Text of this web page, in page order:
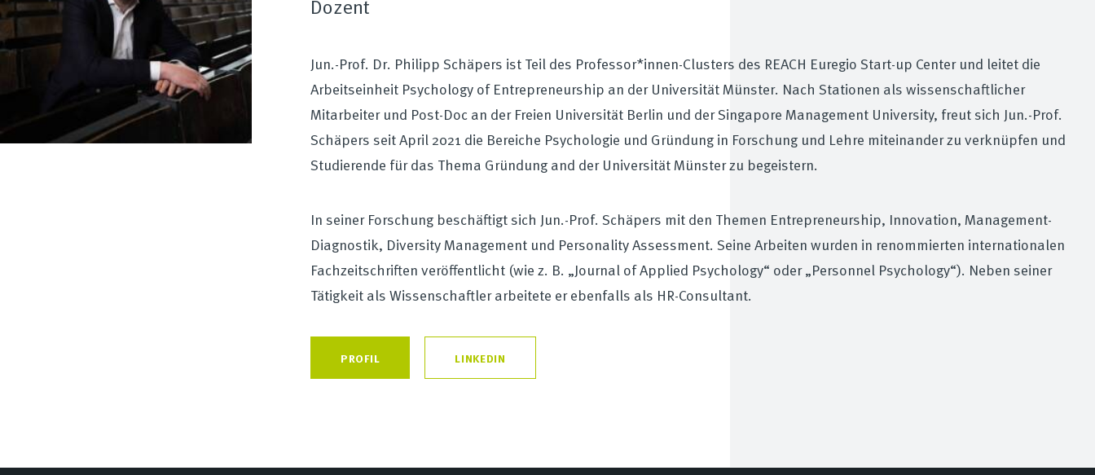
Dozent
Jun.-Prof. Dr. Philipp Schäpers ist Teil des Professor*innen-Clusters des REACH Euregio Start-up Center und leitet die
Arbeitseinheit Psychology of Entrepreneurship an der Universität Münster. Nach Stationen als wissenschaftlicher
Mitarbeiter und Post-Doc an der Freien Universität Berlin und der Singapore Management University, freut sich Jun.-Prof.
Schäpers seit April 2021 die Bereiche Psychologie und Gründung in Forschung und Lehre miteinander zu verknüpfen und
Studierende für das Thema Gründung and der Universität Münster zu begeistern.
In seiner Forschung beschäftigt sich Jun.-Prof. Schäpers mit den Themen Entrepreneurship, Innovation, Management-
Diagnostik, Diversity Management und Personality Assessment. Seine Arbeiten wurden in renommierten internationalen
Fachzeitschriften veröffentlicht (wie z. B. „Journal of Applied Psychology“ oder „Personnel Psychology“). Neben seiner
Tätigkeit als Wissenschaftler arbeitete er ebenfalls als HR-Consultant.
PROFIL LINKEDIN